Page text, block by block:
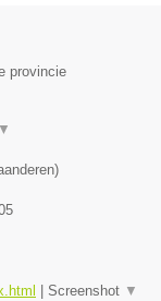
provincie
▼
)
Screenshot ▼